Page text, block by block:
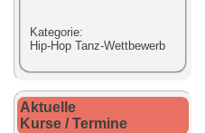
Kategorie:
Hip-Hop Tanz-Wettbewerb
Aktuelle
Kurse / Termine